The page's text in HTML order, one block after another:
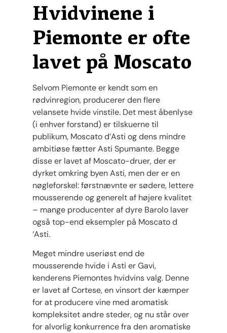
Hvidvinene i
Piemonte er ofte
lavet på Moscato
Selvom Piemonte er kendt som en
rødvinregion, producerer den flere
velansete hvide vinstile. Det mest åbenlyse
(i enhver forstand) er tilskuerne til
publikum, Moscato d’Asti og dens mindre
ambitiøse fætter Asti Spumante. Begge
disse er lavet af Moscato-druer, der er
dyrket omkring byen Asti, men der er en
nøgleforskel: førstnævnte er sødere, lettere
mousserende og generelt af højere kvalitet
– mange producenter af dyre Barolo laver
også top-end eksempler på Moscato d
‘Asti.
Meget mindre useriøst end de
mousserende hvide i Asti er Gavi,
kenderens Piemontes hvidvins valg. Denne
er lavet af Cortese, en vinsort der kæmper
for at producere vine med aromatisk
kompleksitet andre steder, og nu står over
for alvorlig konkurrence fra den aromatiske